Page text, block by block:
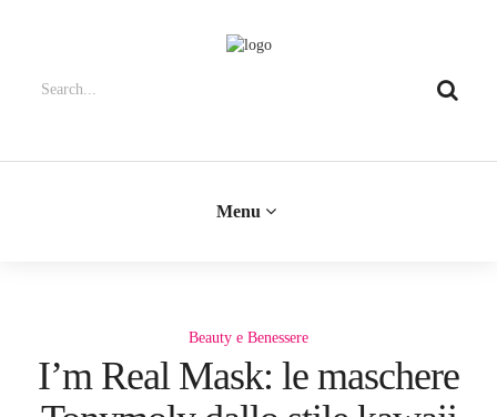
Menu
Beauty e Benessere
I’m Real Mask: le maschere